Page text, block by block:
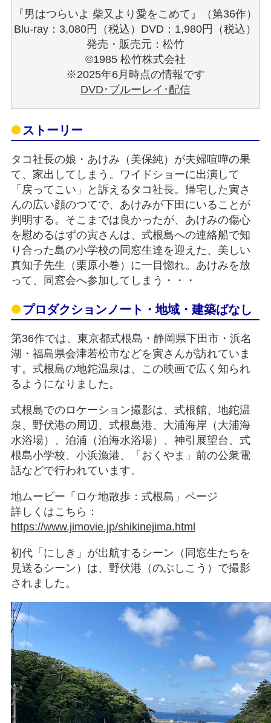
『男はつらいよ 柴又より愛をこめて』（第36作）
Blu-ray：3,080円（税込）DVD：1,980円（税込）
発売・販売元：松竹
©1985 松竹株式会社
※2025年6月時点の情報です
DVD･ブルーレイ･配信
ストーリー
タコ社長の娘・あけみ（美保純）が夫婦喧嘩の果
て、家出してしまう。ワイドショーに出演して
「戻ってこい」と訴えるタコ社長。帰宅した寅さ
んの広い顔のつてで、あけみが下田にいることが
判明する。そこまでは良かったが、あけみの傷心
を慰めるはずの寅さんは、式根島への連絡船で知
り合った島の小学校の同窓生達を迎えた、美しい
真知子先生（栗原小巻）に一目惚れ。あけみを放
って、同窓会へ参加してしまう・・・
プロダクションノート・地域・建築ばなし
第36作では、東京都式根島・静岡県下田市・浜名
湖・福島県会津若松市などを寅さんが訪れていま
す。式根島の地鉈温泉は、この映画で広く知られ
るようになりました。
式根島でのロケーション撮影は、式根館、地鉈温
泉、野伏港の周辺、式根島港、大浦海岸（大浦海
水浴場）、泊浦（泊海水浴場）、神引展望台、式
根島小学校、小浜漁港、「おくやま」前の公衆電
話などで行われています。
地ムービー「ロケ地散歩：式根島」ページ
詳しくはこちら：
https://www.jimovie.jp/shikinejima.html
初代「にしき」が出航するシーン（同窓生たちを
見送るシーン）は、野伏港（のぶしこう）で撮影
されました。